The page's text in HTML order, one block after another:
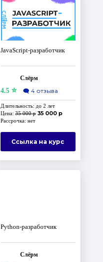
JavaScript-разработчик
Слёрм
4.5 ⭐ 🗨️ 4 отзыва
Длительность: до 2 лет
Цена: 35 000 р 35 000 р
Рассрочка: нет
Ссылка на курс
Python-разработчик
Слёрм